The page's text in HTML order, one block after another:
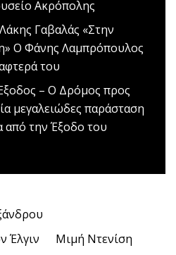
Ακρόπολης
Γαβαλάς «Στην
Ο Φάνης Λαμπρόπουλος
του
– Ο Δρόμος προς
μεγαλειώδες παράσταση
από την Έξοδο του
Έλγιν
Μιμή Ντενίση